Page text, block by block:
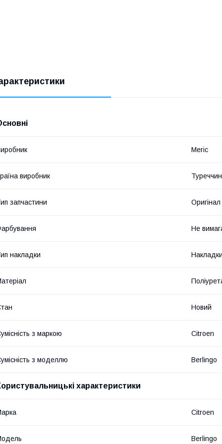
Meric
виробник
запчастини Оригінал
Не
накладки
Новий
з маркою Citroen
з моделлю Berlingo
характеристики
Citroen
Berlingo